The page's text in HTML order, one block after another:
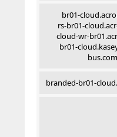
br01-
rs-br01-
cloud-wr-
br01-
bus.com
branded-br01-